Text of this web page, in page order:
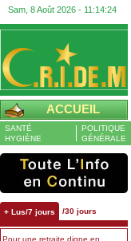
Sam, 8 Août 2026 - 11:14:25
ACCUEIL
SANTÉ
HYGIÈNE
POLITIQUE
GÉNÉRALE
+ Lus/7 jours /30 jours
Pour une retraite digne en